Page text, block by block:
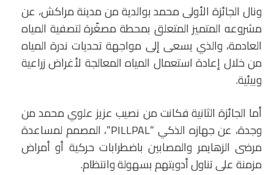
ونال الجائزة الأولى محمد بوالدية من مدينة مراكش، عن
مشروعه المتميز المتعلق بمحطة مصغّرة لتصفية المياه
العادمة، والذي يسعى إلى مواجهة تحديات ندرة المياه
من خلال إعادة استعمال المياه المعالجة لأغراض زراعية
وبيئية.
أما الجائزة الثانية فكانت من نصيب عزيز علوي محمد من
وجدة، عن جهازه الذكي “PILLPAL”، المصمم لمساعدة
مرضى الزهايمر والمصابين باضطرابات حركية أو أمراض
مزمنة على تناول أدويتهم بسهولة وانتظام.